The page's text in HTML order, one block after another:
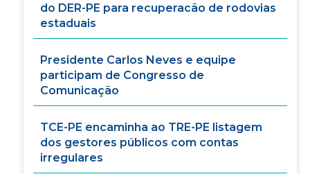
do DER-PE para recuperacão de rodovias
estaduais
Presidente Carlos Neves e equipe
participam de Congresso de
Comunicação
TCE-PE encaminha ao TRE-PE listagem
dos gestores públicos com contas
irregulares